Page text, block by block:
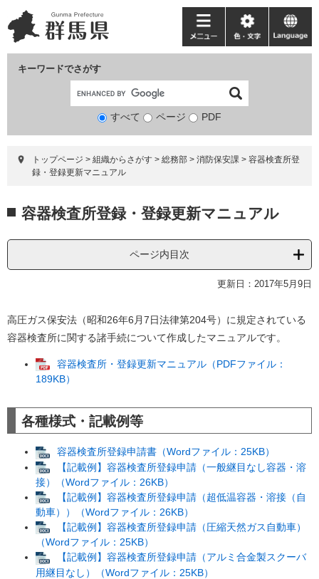
ー
ジ
ニ
ュ
て
キーワードでさがす
検
象
すべて ページ PDF
メ
ニ
ー
色・
文
language
トップページ > 組織からさがす > 総務部 > 消防保安課 > 容器検査所登
録・登録更新マニュアル
文 容器検査所登録・登録更新マニュアル
ページ内目次
更新日：2017年5月9日
高圧ガス保安法（昭和26年6月7日法律第204号）に規定されている
容器検査所に関する諸手続について作成したマニュアルです。
容器検査所・登録更新マニュアル（PDFファイル：
189KB）
各種様式・記載例等
容器検査所登録申請書（Wordファイル：25KB）
【記載例】容器検査所登録申請（一般継目なし容器・溶
接）（Wordファイル：26KB）
【記載例】容器検査所登録申請（超低温容器・溶接（自
動車））（Wordファイル：26KB）
【記載例】容器検査所登録申請（圧縮天然ガス自動車）
（Wordファイル：25KB）
【記載例】容器検査所登録申請（アルミ合金製スクーバ
用継目なし）（Wordファイル：25KB）